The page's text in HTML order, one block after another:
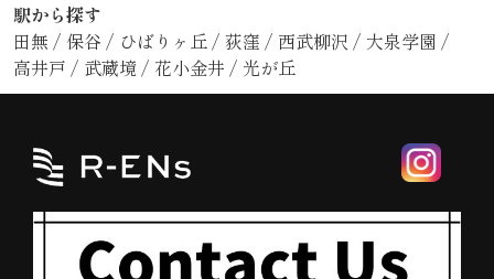
駅から探す
田無 / 保谷 / ひばりヶ丘/ 荻窪 / 西武柳沢 / 大泉学園 /
高井戸 / 武蔵境/ 花小金井 / 光が丘